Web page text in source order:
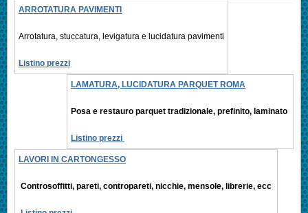
ARROTATURA PAVIMENTI
Arrotatura, stuccatura, levigatura e lucidatura pavimenti
Listino prezzi
LAMATURA, LUCIDATURA PARQUET ROMA
Posa e restauro parquet tradizionale, prefinito, laminato
Listino prezzi
LAVORI IN CARTONGESSO
Controsoffitti, pareti, contropareti, nicchie, mensole, librerie, ecc